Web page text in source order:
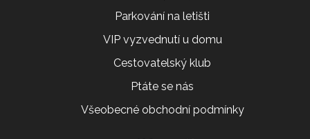
Parkování na letišti
VIP vyzvednutí u domu
Cestovatelský klub
Ptáte se nás
Všeobecné obchodní podmínky